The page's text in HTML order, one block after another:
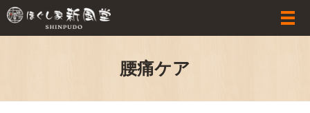
腰痛ケア